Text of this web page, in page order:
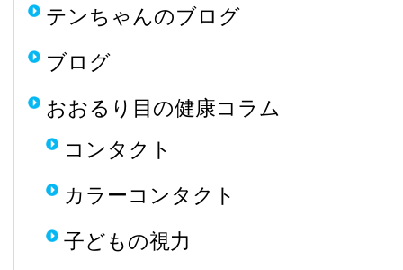
テンちゃんのブログ
ブログ
おおるり目の健康コラム
コンタクト
カラーコンタクト
子どもの視力